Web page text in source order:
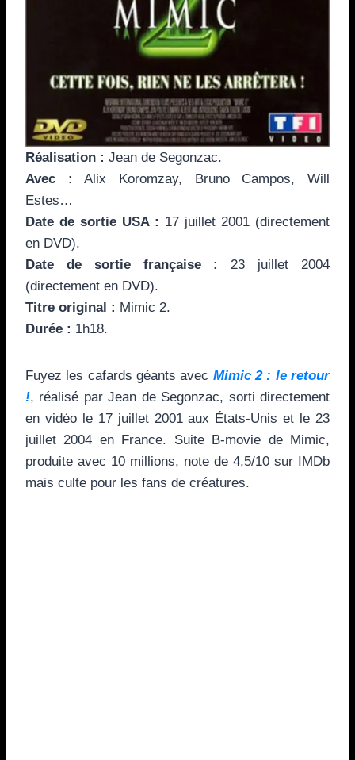
Réalisation : Jean de Segonzac.
Avec : Alix Koromzay, Bruno Campos, Will
Estes…
Date de sortie USA : 17 juillet 2001 (directement
en DVD).
Date de sortie française :
23 juillet 2004
(directement en DVD).
Titre original : Mimic 2.
Durée : 1h18.
Fuyez les cafards géants avec Mimic 2 : le retour
!, réalisé par Jean de Segonzac, sorti directement
en vidéo le 17 juillet 2001 aux États-Unis et le 23
juillet 2004 en France. Suite B-movie de Mimic,
produite avec 10 millions, note de 4,5/10 sur IMDb
mais culte pour les fans de créatures.